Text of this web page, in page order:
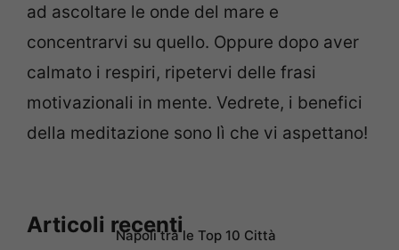
ad ascoltare le onde del mare e
concentrarvi su quello. Oppure dopo aver
calmato i respiri, ripetervi delle frasi
motivazionali in mente. Vedrete, i benefici
della meditazione sono lì che vi aspettano!
Articoli recentiNapoli tra le Top 10 Città